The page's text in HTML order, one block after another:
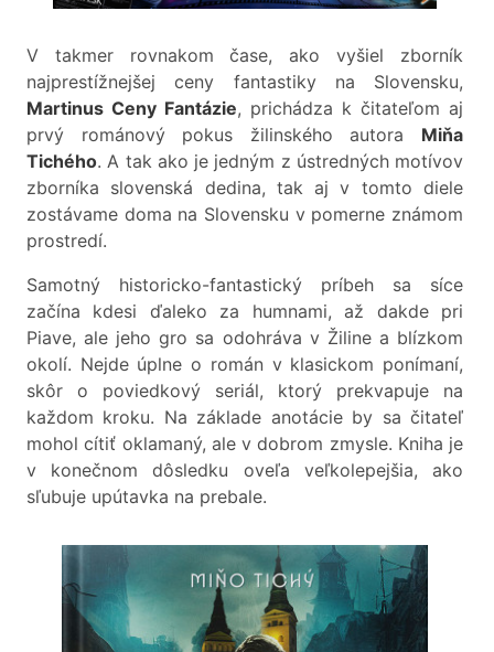
V takmer rovnakom čase, ako vyšiel zborník
najprestížnejšej ceny fantastiky na Slovensku,
Martinus Ceny Fantázie, prichádza k čitateľom aj
prvý románový pokus žilinského autora Miňa
Tichého. A tak ako je jedným z ústredných motívov
zborníka slovenská dedina, tak aj v tomto diele
zostávame doma na Slovensku v pomerne známom
prostredí.
Samotný historicko-fantastický príbeh sa síce
začína kdesi ďaleko za humnami, až dakde pri
Piave, ale jeho gro sa odohráva v Žiline a blízkom
okolí. Nejde úplne o román v klasickom ponímaní,
skôr o poviedkový seriál, ktorý prekvapuje na
každom kroku. Na základe anotácie by sa čitateľ
mohol cítiť oklamaný, ale v dobrom zmysle. Kniha je
v konečnom dôsledku oveľa veľkolepejšia, ako
sľubuje upútavka na prebale.